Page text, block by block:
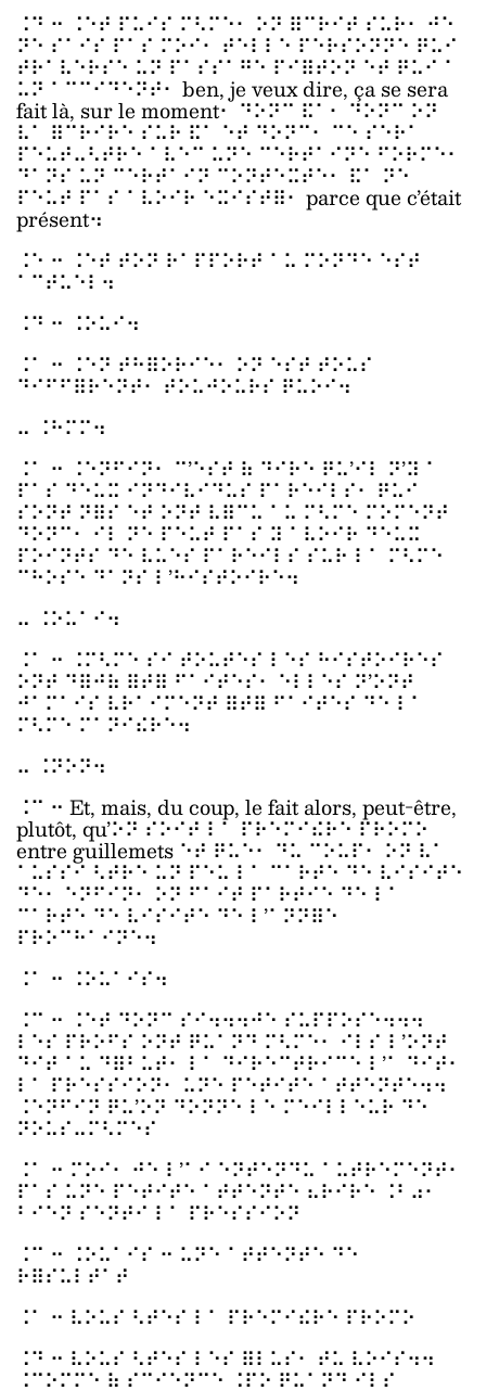
⠨⠙ ⠒ ⠨⠑⠞ ⠏⠥⠊⠎ ⠍⠣⠍⠑⠂ ⠕⠝ ⠿⠉⠗⠊⠞ ⠎⠥⠗⠂ ⠚⠑
⠝⠑ ⠎⠁⠊⠎ ⠏⠁⠎ ⠍⠕⠊⠂ ⠞⠑⠇⠇⠑ ⠏⠑⠗⠎⠕⠝⠝⠑ ⠟⠥⠊
⠞⠗⠁⠧⠑⠗⠎⠑ ⠥⠝ ⠏⠁⠎⠎⠁⠛⠑ ⠏⠊⠿⠞⠕⠝ ⠑⠞ ⠟⠥⠊ ⠁
⠥⠝ ⠁⠉⠉⠊⠙⠑⠝⠞⠂ ben, je veux dire, ça se sera
fait là, sur le moment⠂ ⠙⠕⠝⠉ ⠯⠁⠂ ⠙⠕⠝⠉ ⠕⠝
⠧⠁ ⠿⠉⠗⠊⠗⠑ ⠎⠥⠗ ⠯⠁ ⠑⠞ ⠙⠕⠝⠉⠂ ⠉⠑ ⠎⠑⠗⠁
⠏⠑⠥⠞⠤⠣⠞⠗⠑ ⠁⠧⠑⠉ ⠥⠝⠑ ⠉⠑⠗⠞⠁⠊⠝⠑ ⠋⠕⠗⠍⠑⠂
⠙⠁⠝⠎ ⠥⠝ ⠉⠑⠗⠞⠁⠊⠝ ⠉⠕⠝⠞⠑⠭⠞⠑⠂ ⠯⠁ ⠝⠑
⠏⠑⠥⠞ ⠏⠁⠎ ⠁⠧⠕⠊⠗ ⠑⠭⠊⠎⠞⠿⠂ parce que c’était
présent⠲
⠨⠑ ⠒ ⠨⠑⠞ ⠞⠕⠝ ⠗⠁⠏⠏⠕⠗⠞ ⠁⠥ ⠍⠕⠝⠙⠑ ⠑⠎⠞
⠁⠉⠞⠥⠑⠇⠲
⠨⠙ ⠒ ⠨⠕⠥⠊⠲
⠨⠁ ⠒ ⠨⠑⠝ ⠞⠓⠿⠕⠗⠊⠑⠂ ⠕⠝ ⠑⠎⠞ ⠞⠕⠥⠎
⠙⠊⠋⠋⠿⠗⠑⠝⠞⠂ ⠞⠕⠥⠚⠕⠥⠗⠎ ⠟⠥⠕⠊⠲
⠤ ⠨⠓⠍⠍⠲
⠨⠁ ⠒ ⠨⠑⠝⠋⠊⠝⠂ ⠉’⠑⠎⠞ ⠷ ⠙⠊⠗⠑ ⠟⠥’⠊⠇ ⠝’⠽ ⠁
⠏⠁⠎ ⠙⠑⠥⠭ ⠊⠝⠙⠊⠧⠊⠙⠥⠎ ⠏⠁⠗⠑⠊⠇⠎⠂ ⠟⠥⠊
⠎⠕⠝⠞ ⠝⠿⠎ ⠑⠞ ⠕⠝⠞ ⠧⠿⠉⠥ ⠁⠥ ⠍⠣⠍⠑ ⠍⠕⠍⠑⠝⠞
⠙⠕⠝⠉⠂ ⠊⠇ ⠝⠑ ⠏⠑⠥⠞ ⠏⠁⠎ ⠽ ⠁⠧⠕⠊⠗ ⠙⠑⠥⠭
⠏⠕⠊⠝⠞⠎ ⠙⠑ ⠧⠥⠑⠎ ⠏⠁⠗⠑⠊⠇⠎ ⠎⠥⠗ ⠇⠁ ⠍⠣⠍⠑
⠉⠓⠕⠎⠑ ⠙⠁⠝⠎ ⠇’⠓⠊⠎⠞⠕⠊⠗⠑⠲
⠤ ⠨⠕⠥⠁⠊⠲
⠨⠁ ⠒ ⠨⠍⠣⠍⠑ ⠎⠊ ⠞⠕⠥⠞⠑⠎ ⠇⠑⠎ ⠓⠊⠎⠞⠕⠊⠗⠑⠎
⠕⠝⠞ ⠙⠿⠚⠷ ⠿⠞⠿ ⠋⠁⠊⠞⠑⠎⠂ ⠑⠇⠇⠑⠎ ⠝’⠕⠝⠞
⠚⠁⠍⠁⠊⠎ ⠧⠗⠁⠊⠍⠑⠝⠞ ⠿⠞⠿ ⠋⠁⠊⠞⠑⠎ ⠙⠑ ⠇⠁
⠍⠣⠍⠑ ⠍⠁⠝⠊⠮⠗⠑⠲
⠤ ⠨⠝⠕⠝⠲
⠨⠉ ⠒ Et, mais, du coup, le fait alors, peut-être,
plutôt, qu’⠕⠝ ⠎⠕⠊⠞ ⠇⠁ ⠏⠗⠑⠍⠊⠮⠗⠑ ⠏⠗⠕⠍⠕
entre guillemets ⠑⠞ ⠟⠥⠑⠂ ⠙⠥ ⠉⠕⠥⠏⠂ ⠕⠝ ⠧⠁
⠁⠥⠎⠎⠊ ⠣⠞⠗⠑ ⠥⠝ ⠏⠑⠥ ⠇⠁ ⠉⠁⠗⠞⠑ ⠙⠑ ⠧⠊⠎⠊⠞⠑
⠙⠑⠂ ⠑⠝⠋⠊⠝⠂ ⠕⠝ ⠋⠁⠊⠞ ⠏⠁⠗⠞⠊⠑ ⠙⠑ ⠇⠁
⠉⠁⠗⠞⠑ ⠙⠑ ⠧⠊⠎⠊⠞⠑ ⠙⠑ ⠇’⠁⠝⠝⠿⠑
⠏⠗⠕⠉⠓⠁⠊⠝⠑⠲
⠨⠁ ⠒ ⠨⠕⠥⠁⠊⠎⠲
⠨⠉ ⠒ ⠨⠑⠞ ⠙⠕⠝⠉ ⠎⠊⠲⠲⠲⠚⠑ ⠎⠥⠏⠏⠕⠎⠑⠲⠲⠲
⠇⠑⠎ ⠏⠗⠕⠋⠎ ⠕⠝⠞ ⠟⠥⠁⠝⠙ ⠍⠣⠍⠑⠂ ⠊⠇⠎ ⠇’⠕⠝⠞
⠙⠊⠞ ⠁⠥ ⠙⠿⠃⠥⠞⠂ ⠇⠁ ⠙⠊⠗⠑⠉⠞⠗⠊⠉⠑ ⠇’⠁ ⠙⠊⠞⠂
⠇⠁ ⠏⠗⠑⠎⠎⠊⠕⠝⠂ ⠥⠝⠑ ⠏⠑⠞⠊⠞⠑ ⠁⠞⠞⠑⠝⠞⠑⠲⠲
⠨⠑⠝⠋⠊⠝ ⠟⠥’⠕⠝ ⠙⠕⠝⠝⠑ ⠇⠑ ⠍⠑⠊⠇⠇⠑⠥⠗ ⠙⠑
⠝⠕⠥⠎⠤⠍⠣⠍⠑⠎
⠨⠁ ⠒ ⠍⠕⠊⠂ ⠚⠑ ⠇’⠁⠊ ⠑⠝⠞⠑⠝⠙⠥ ⠁⠥⠞⠗⠑⠍⠑⠝⠞⠂
⠏⠁⠎ ⠥⠝⠑ ⠏⠑⠞⠊⠞⠑ ⠁⠞⠞⠑⠝⠞⠑ ⠦⠗⠊⠗⠑ ⠨⠃⠴⠂
⠃⠊⠑⠝ ⠎⠑⠝⠞⠊ ⠇⠁ ⠏⠗⠑⠎⠎⠊⠕⠝
⠨⠉ ⠒ ⠨⠕⠥⠁⠊⠎ ⠒ ⠥⠝⠑ ⠁⠞⠞⠑⠝⠞⠑ ⠙⠑
⠗⠿⠎⠥⠇⠞⠁⠞
⠨⠁ ⠒ ⠧⠕⠥⠎ ⠣⠞⠑⠎ ⠇⠁ ⠏⠗⠑⠍⠊⠮⠗⠑ ⠏⠗⠕⠍⠕
⠨⠙ ⠒ ⠧⠕⠥⠎ ⠣⠞⠑⠎ ⠇⠑⠎ ⠿⠇⠥⠎⠂ ⠞⠥ ⠧⠕⠊⠎⠲⠲
⠨⠉⠕⠍⠍⠑ ⠷ ⠎⠉⠊⠑⠝⠉⠑ ⠨⠏⠕ ⠟⠥⠁⠝⠙ ⠊⠇⠎